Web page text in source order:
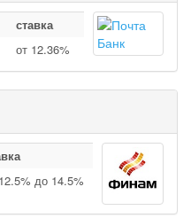
ставка
от 12.36%
до 14.5%